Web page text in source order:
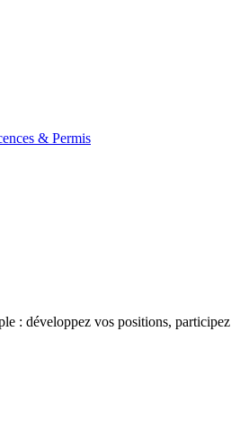
& Permis
: développez vos positions,